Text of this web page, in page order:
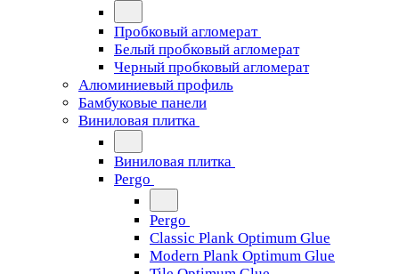
Пробковый агломерат
Белый пробковый агломерат
Черный пробковый агломерат
Алюминиевый профиль
Бамбуковые панели
Виниловая плитка
Виниловая плитка
Pergo
Pergo
Classic Plank Optimum Glue
Modern Plank Optimum Glue